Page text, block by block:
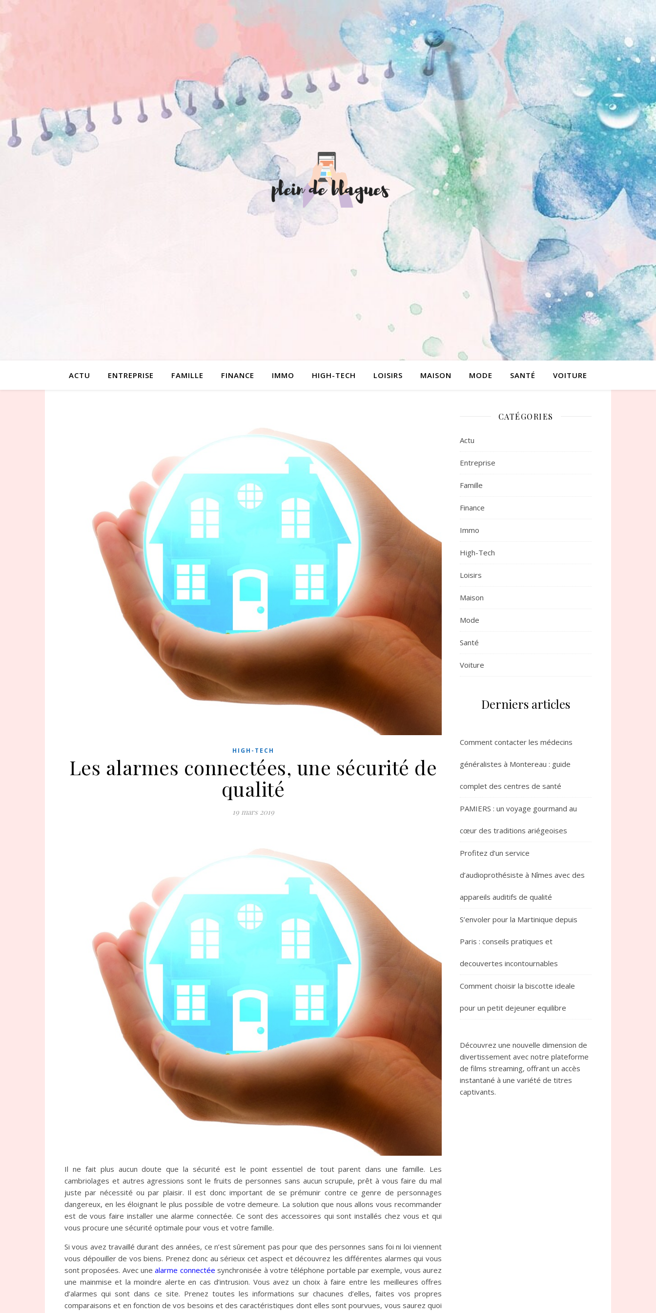
ACTU ENTREPRISE FAMILLE FINANCE IMMO HIGH-TECH LOISIRS MAISON MODE SANTÉ VOITURE
HIGH-TECH
Les alarmes connectées, une sécurité de
qualité
19 mars 2019
Il ne fait plus aucun doute que la sécurité est le point essentiel de tout parent dans une famille. Les
cambriolages et autres agressions sont le fruits de personnes sans aucun scrupule, prêt à vous faire du mal
juste par nécessité ou par plaisir. Il est donc important de se prémunir contre ce genre de personnages
dangereux, en les éloignant le plus possible de votre demeure. La solution que nous allons vous recommander
est de vous faire installer une alarme connectée. Ce sont des accessoires qui sont installés chez vous et qui
vous procure une sécurité optimale pour vous et votre famille.
Si vous avez travaillé durant des années, ce n’est sûrement pas pour que des personnes sans foi ni loi viennent
vous dépouiller de vos biens. Prenez donc au sérieux cet aspect et découvrez les différentes alarmes qui vous
sont proposées. Avec une alarme connectée synchronisée à votre téléphone portable par exemple, vous aurez
une mainmise et la moindre alerte en cas d’intrusion. Vous avez un choix à faire entre les meilleures offres
d’alarmes qui sont dans ce site. Prenez toutes les informations sur chacunes d’elles, faites vos propres
comparaisons et en fonction de vos besoins et des caractéristiques dont elles sont pourvues, vous saurez quoi
CATÉGORIES
Actu
Entreprise
Famille
Finance
Immo
High-Tech
Loisirs
Maison
Mode
Santé
Voiture
Derniers articles
Comment contacter les médecins
généralistes à Montereau : guide
complet des centres de santé
PAMIERS : un voyage gourmand au
cœur des traditions ariégeoises
Profitez d’un service
d’audioprothésiste à Nîmes avec des
appareils auditifs de qualité
S’envoler pour la Martinique depuis
Paris : conseils pratiques et
decouvertes incontournables
Comment choisir la biscotte ideale
pour un petit dejeuner equilibre
Découvrez une nouvelle dimension de
divertissement avec notre plateforme
de films streaming, offrant un accès
instantané à une variété de titres
captivants.